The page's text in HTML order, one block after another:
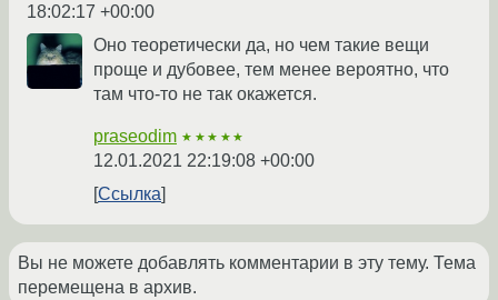
18:02:17 +00:00
Оно теоретически да, но чем такие вещи
проще и дубовее, тем менее вероятно, что
там что-то не так окажется.
praseodim ★★★★★
12.01.2021 22:19:08 +00:00
Ссылка
Вы не можете добавлять комментарии в эту тему. Тема
перемещена в архив.